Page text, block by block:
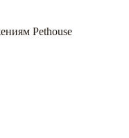
Pethouse